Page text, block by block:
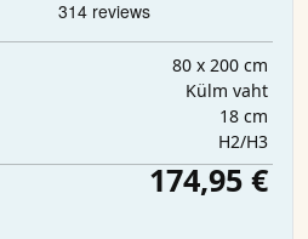
80 x 200 cm
Külm vaht
18 cm
H2/H3
174,95 €